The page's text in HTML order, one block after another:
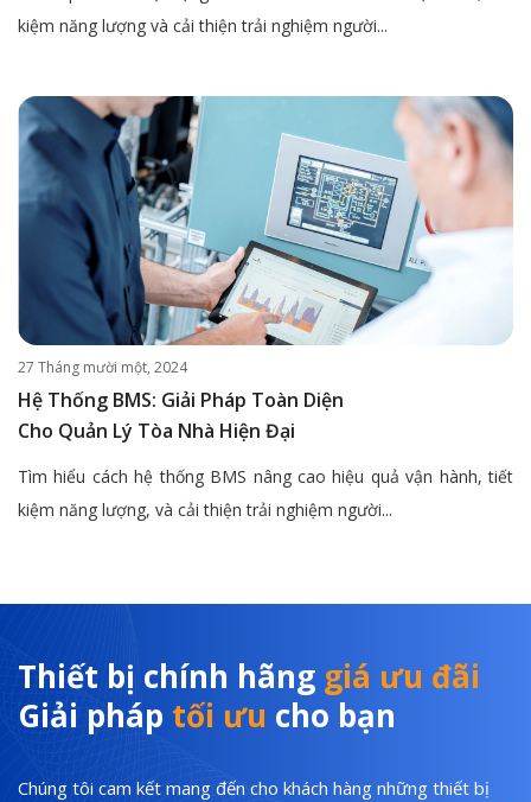
kiệm năng lượng và cải thiện trải nghiệm người...
27 Tháng mười một, 2024
Hệ Thống BMS: Giải Pháp Toàn Diện
Cho Quản Lý Tòa Nhà Hiện Đại
Tìm hiểu cách hệ thống BMS nâng cao hiệu quả vận hành, tiết
kiệm năng lượng, và cải thiện trải nghiệm người...
Thiết bị chính hãng giá ưu đãi
Giải pháp tối ưu cho bạn
Chúng tôi cam kết mang đến cho khách hàng những thiết bị